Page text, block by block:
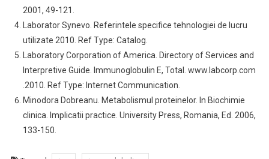
2001, 49-121.
Laborator Synevo. Referintele specifice tehnologiei de lucru
utilizate 2010. Ref Type: Catalog.
Laboratory Corporation of America. Directory of Services and
Interpretive Guide. Immunoglobulin E, Total. www.labcorp.com
.2010. Ref Type: Internet Communication.
Minodora Dobreanu. Metabolismul proteinelor. In Biochimie
clinica. Implicatii practice. University Press, Romania, Ed. 2006,
133-150.